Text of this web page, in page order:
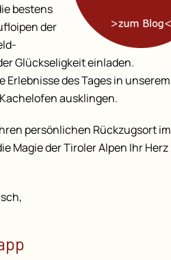
bestens
der
Glückseligkeit einladen.
Erlebnisse des Tages in unserem
ausklingen.
persönlichen Rückzugsort im
Magie der Tiroler Alpen Ihr Herz